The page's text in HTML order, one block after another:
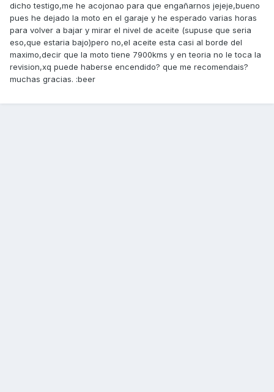
dicho testigo,me he acojonao para que engañarnos jejeje,bueno
pues he dejado la moto en el garaje y he esperado varias horas
para volver a bajar y mirar el nivel de aceite (supuse que seria
eso,que estaria bajo)pero no,el aceite esta casi al borde del
maximo,decir que la moto tiene 7900kms y en teoria no le toca la
revision,xq puede haberse encendido? que me recomendais?
muchas gracias. :beer